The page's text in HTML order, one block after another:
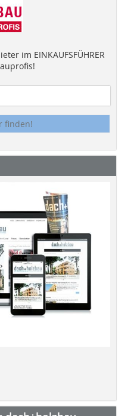
im EINKAUFSFÜHRER
finden!